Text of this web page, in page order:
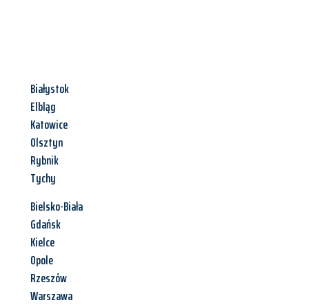
Białystok
Elbląg
Katowice
Olsztyn
Rybnik
Tychy
Bielsko-Biała
Gdańsk
Kielce
Opole
Rzeszów
Warszawa